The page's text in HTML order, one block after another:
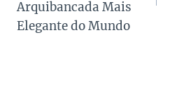
Arquibancada Mais
Elegante do Mundo